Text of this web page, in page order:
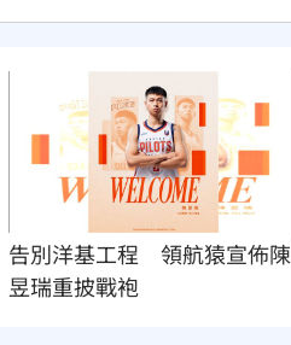
告別洋基工程　領航猿宣佈陳
昱瑞重披戰袍